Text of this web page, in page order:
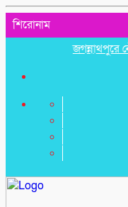
শিরোনাম
জগন্নাথপুরে নৌকা